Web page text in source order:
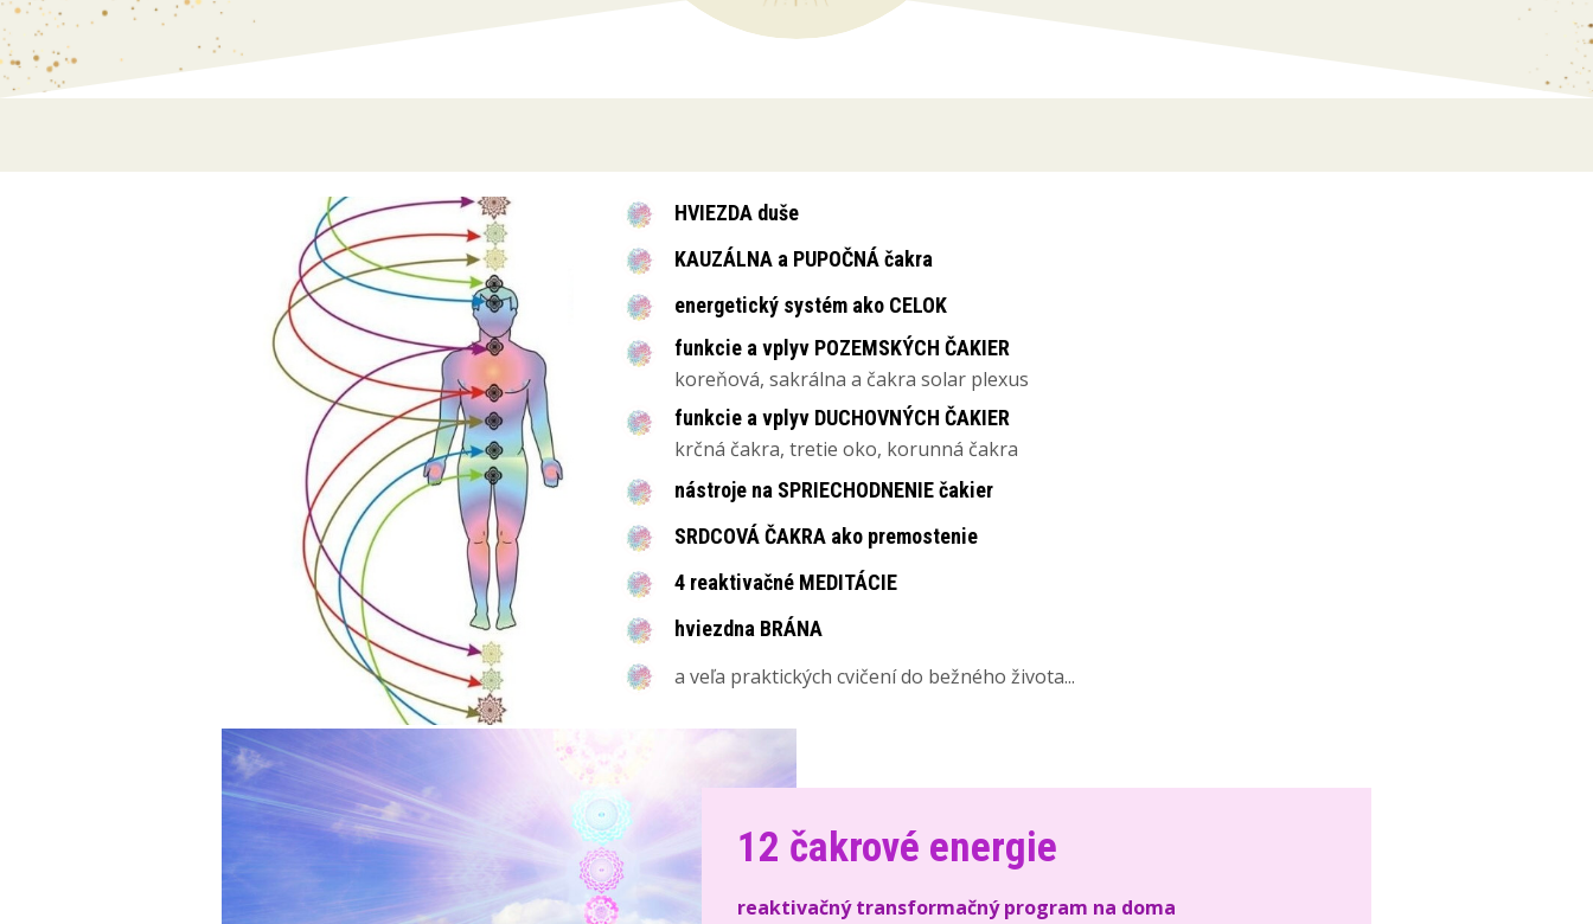
HVIEZDA duše
KAUZÁLNA a PUPOČNÁ čakra
energetický systém ako CELOK
funkcie a vplyv POZEMSKÝCH ČAKIER
koreňová, sakrálna a čakra solar plexus
funkcie a vplyv DUCHOVNÝCH ČAKIER
krčná čakra, tretie oko, korunná čakra
nástroje na SPRIECHODNENIE čakier
SRDCOVÁ ČAKRA ako premostenie
4 reaktivačné MEDITÁCIE
hviezdna BRÁNA
a veľa praktických cvičení do bežného života...
12 čakrové energie
reaktivačný transformačný program na doma